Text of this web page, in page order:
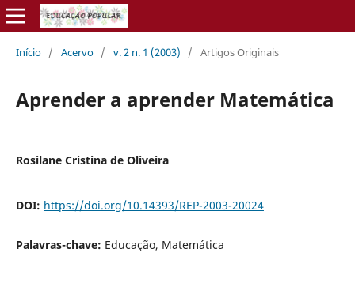
Início / Acervo / v. 2 n. 1 (2003) / Artigos Originais
Aprender a aprender Matemática
Rosilane Cristina de Oliveira
DOI: https://doi.org/10.14393/REP-2003-20024
Palavras-chave: Educação, Matemática